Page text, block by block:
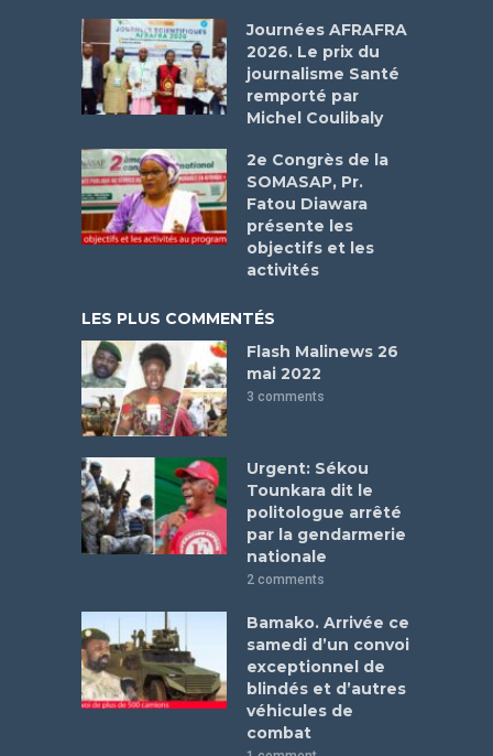
Journées AFRAFRA
2026. Le prix du
journalisme Santé
remporté par
Michel Coulibaly
2e Congrès de la
SOMASAP, Pr.
Fatou Diawara
présente les
objectifs et les
activités
LES PLUS COMMENTÉS
Flash Malinews 26
mai 2022
3 comments
Urgent: Sékou
Tounkara dit le
politologue arrêté
par la gendarmerie
nationale
2 comments
Bamako. Arrivée ce
samedi d’un convoi
exceptionnel de
blindés et d’autres
véhicules de
combat